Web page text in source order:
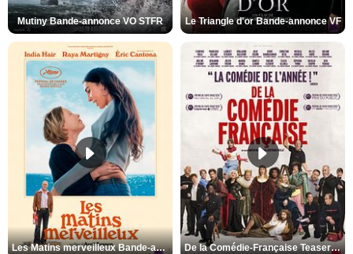
Mutiny Bande-annonce VO STFR Le Triangle d'or Bande-annonce VF
Les Matins merveilleux Bande-annonce VF De la Comédie-Française Teaser VF